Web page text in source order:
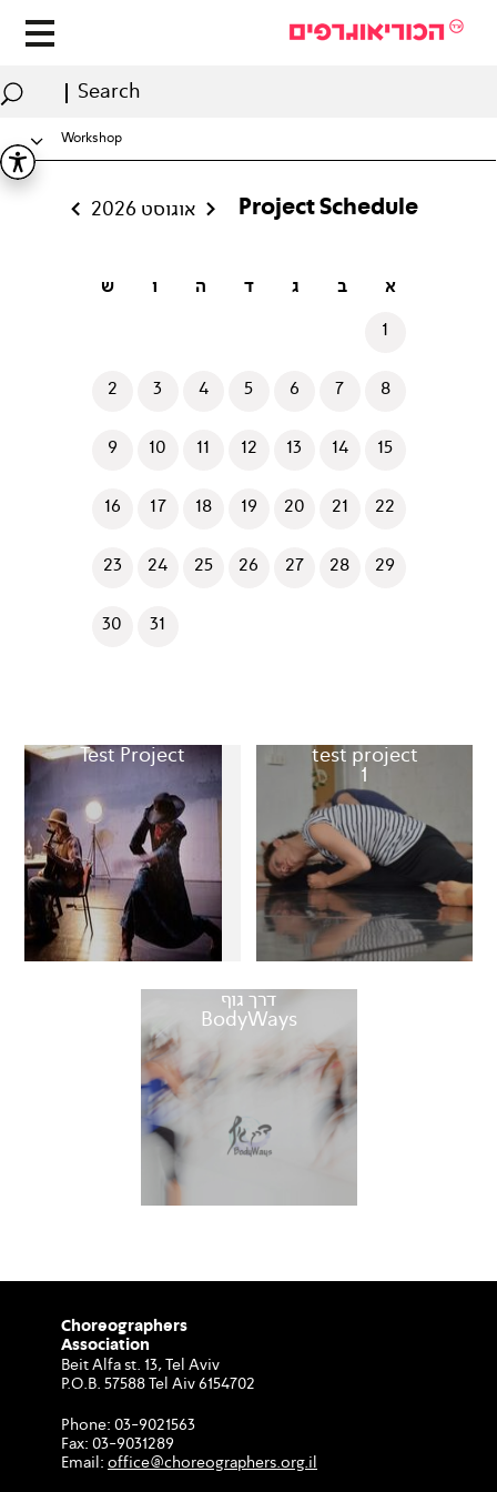
Workshop
Project Schedule
< אוגוסט 2026 >
ש ו ה ד ג ב א
1
2 3 4 5 6 7 8
9 10 11 12 13 14 15
16 17 18 19 20 21 22
23 24 25 26 27 28 29
30 31
Test Project test project
1
דרך גוף
BodyWays
Choreographers
Association
Beit Alfa st. 13, Tel Aviv
P.O.B. 57588 Tel Aiv 6154702
Phone: 03-9021563
Fax: 03-9031289
Email: office@choreographers.org.il